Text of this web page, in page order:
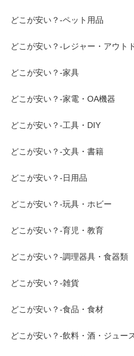
どこが安い？-ペット用品
どこが安い？-レジャー・アウト
どこが安い？-家具
どこが安い？-家電・OA機器
どこが安い？-工具・DIY
どこが安い？-文具・書籍
どこが安い？-日用品
どこが安い？-玩具・ホビー
どこが安い？-育児・教育
どこが安い？-調理器具・食器類
どこが安い？-雑貨
どこが安い？-食品・食材
どこが安い？-飲料・酒・ジュー